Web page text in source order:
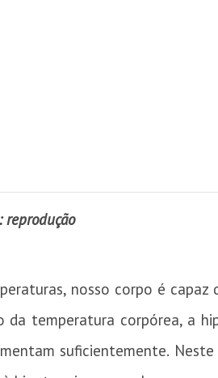
reprodução
nosso corpo é capaz
temperatura corpórea, a
suficientemente.